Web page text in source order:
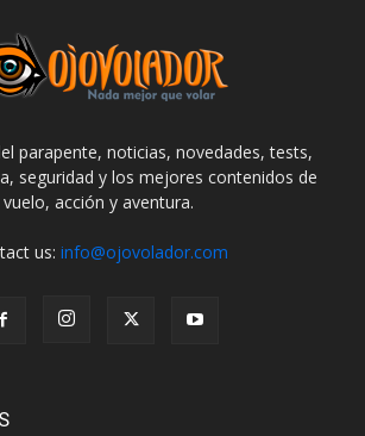
parapente, noticias, novedades, tests,
seguridad y los mejores contenidos de
vuelo, acción y aventura.
us: info@ojovolador.com